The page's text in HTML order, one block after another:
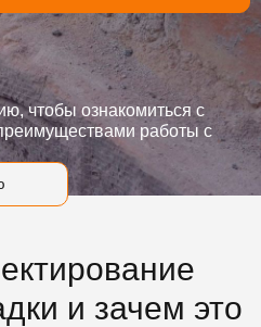
чтобы ознакомиться с
работы с
и зачем это